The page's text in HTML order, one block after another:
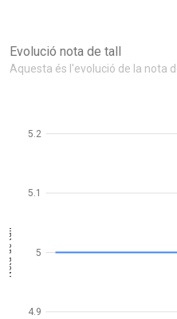
Evolució nota de tall
Aquesta és l'evolució de la nota
4.9
5
5.1
5.2
Nota de tall